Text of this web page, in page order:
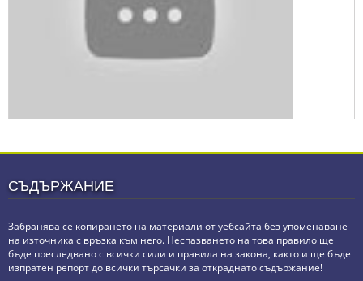
СЪДЪРЖАНИЕ
Забранява се копирането на материали от уебсайта без упоменаване
на източника с връзка към него. Неспазването на това правило ще
бъде преследвано с всички сили и правила на закона, както и ще бъде
изпратен репорт до всички търсачки за откраднато съдържание!